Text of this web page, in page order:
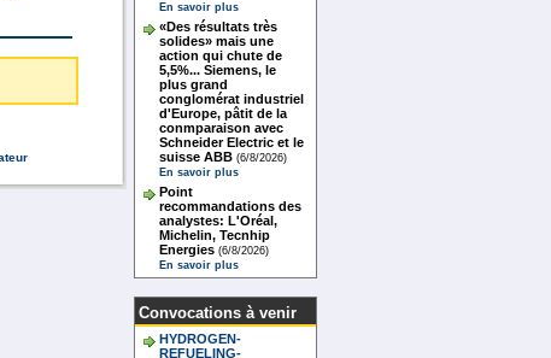
En savoir plus
«Des résultats très
solides» mais une
action qui chute de
5,5%... Siemens, le
plus grand
conglomérat industriel
d'Europe, pâtit de la
conmparaison avec
Schneider Electric et le
suisse ABB (6/8/2026)
En savoir plus
Point
recommandations des
analystes: L'Oréal,
Michelin, Tecnhip
Energies (6/8/2026)
En savoir plus
Convocations à venir
HYDROGEN-
REFUELING-